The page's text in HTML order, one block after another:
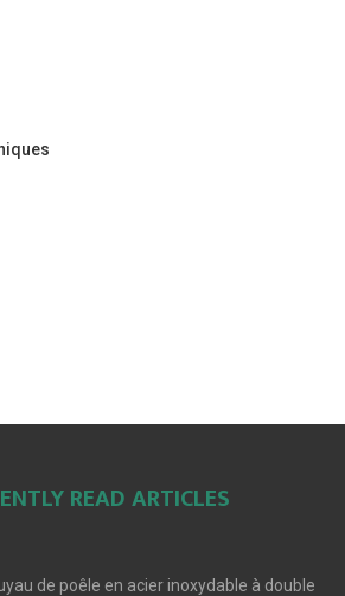
READ ARTICLES
de poêle en acier inoxydable à double